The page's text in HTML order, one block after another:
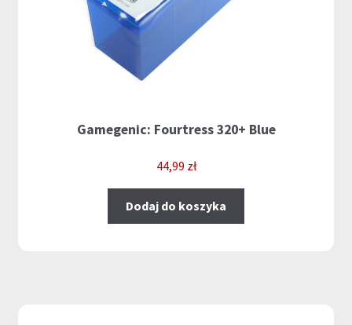
Gamegenic: Fourtress 320+ Blue
44,99 zł
Dodaj do koszyka